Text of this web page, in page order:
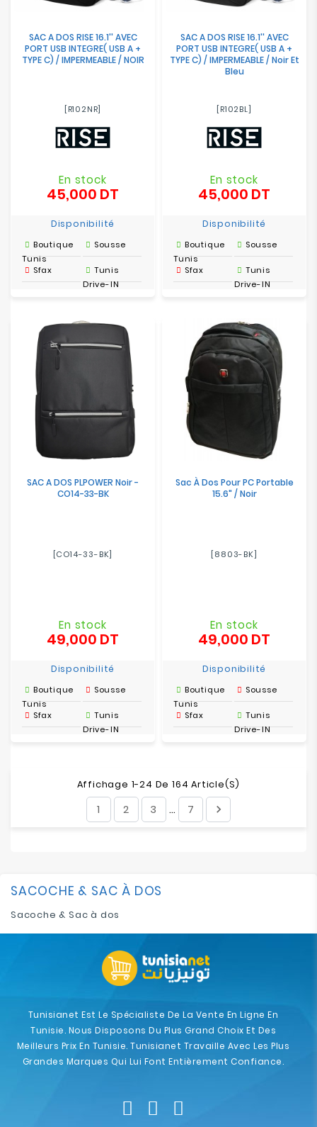
SAC A DOS RISE 16.1'' AVEC
PORT USB INTEGRE( USB A +
TYPE C) / IMPERMEABLE / NOIR
[R102NR]
En stock
45,000 DT
Disponibilité
Boutique
Tunis
Sousse
Sfax
Tunis
Drive-IN
SAC A DOS RISE 16.1'' AVEC
PORT USB INTEGRE( USB A +
TYPE C) / IMPERMEABLE / Noir Et
Bleu
[R102BL]
En stock
45,000 DT
Disponibilité
Boutique
Tunis
Sousse
Sfax
Tunis
Drive-IN
SAC A DOS PLPOWER Noir -
CO14-33-BK
[CO14-33-BK]
En stock
49,000 DT
Disponibilité
Boutique
Tunis
Sousse
Sfax
Tunis
Drive-IN
Sac À Dos Pour PC Portable
15.6" / Noir
[8803-BK]
En stock
49,000 DT
Disponibilité
Boutique
Tunis
Sousse
Sfax
Tunis
Drive-IN
Affichage 1-24 De 164 Article(s)
1 2 3 … 7 
SACOCHE & SAC À DOS
Sacoche & Sac à dos
Tunisianet Est Le Spécialiste De La Vente En Ligne En
Tunisie. Nous Disposons Du Plus Grand Choix Et Des
Meilleurs Prix En Tunisie. Tunisianet Travaille Avec Les Plus
Grandes Marques Qui Lui Font Entièrement Confiance.